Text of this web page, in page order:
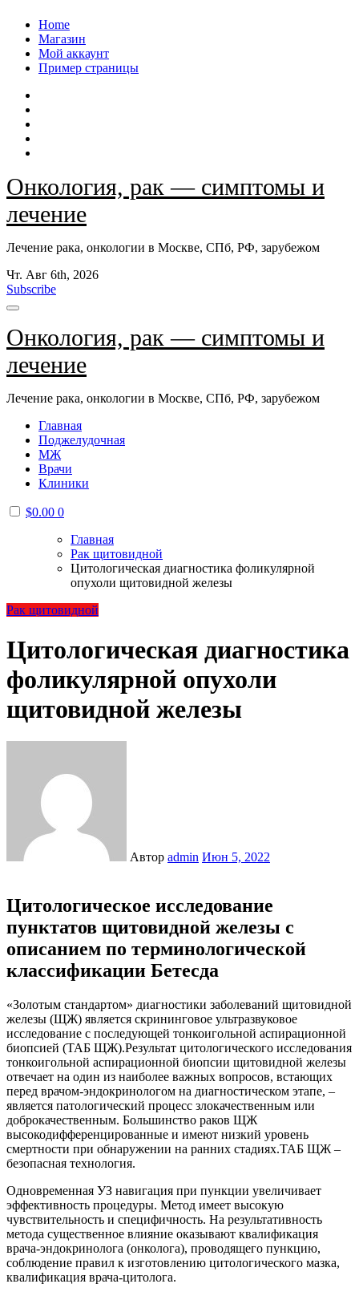
Перейти
содержанию
Home
Магазин
Мой аккаунт
Пример страницы
Онкология, рак — симптомы и
лечение
Лечение рака, онкологии в Москве, СПб, РФ, зарубежом
Чт. Авг 6th, 2026
Subscribe
Онкология, рак — симптомы и
лечение
Лечение рака, онкологии в Москве, СПб, РФ, зарубежом
Главная
Поджелудочная
МЖ
Врачи
Клиники
$0.00 0
Главная
Рак щитовидной
Цитологическая диагностика фоликулярной
опухоли щитовидной железы
Рак щитовидной
Цитологическая диагностика
фоликулярной опухоли
щитовидной железы
Автор admin Июн 5, 2022
Цитологическое исследование
пунктатов щитовидной железы с
описанием по терминологической
классификации Бетесда
«Золотым стандартом» диагностики заболеваний щитовидной
железы (ЩЖ) является скрининговое ультразвуковое
исследование с последующей тонкоигольной аспирационной
биопсией (ТАБ ЩЖ).Результат цитологического исследования
тонкоигольной аспирационной биопсии щитовидной железы
отвечает на один из наиболее важных вопросов, встающих
перед врачом-эндокринологом на диагностическом этапе, –
является патологический процесс злокачественным или
доброкачественным. Большинство раков ЩЖ
высокодифференцированные и имеют низкий уровень
смертности при обнаружении на ранних стадиях.ТАБ ЩЖ –
безопасная технология.
Одновременная УЗ навигация при пункции увеличивает
эффективность процедуры. Метод имеет высокую
чувствительность и специфичность. На результативность
метода существенное влияние оказывают квалификация
врача-эндокринолога (онколога), проводящего пункцию,
соблюдение правил к изготовлению цитологического мазка,
квалификация врача-цитолога.